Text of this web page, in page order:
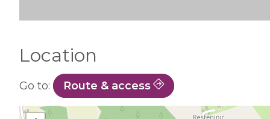
Location
Go to: Route & access